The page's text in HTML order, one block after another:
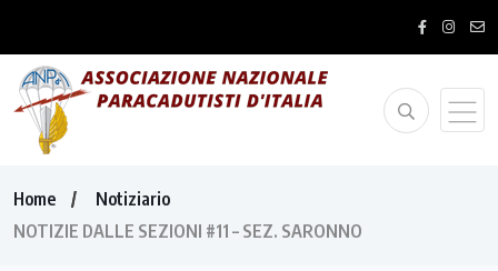
Home
Notiziario
NOTIZIE DALLE SEZIONI #11 – SEZ. SARONNO